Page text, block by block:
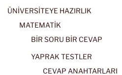
ÜNİVERSİTEYE HAZIRLIK
MATEMATİK
BİR SORU BİR CEVAP
YAPRAK TESTLER
CEVAP ANAHTARLARI